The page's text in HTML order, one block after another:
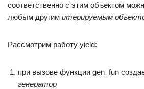
соответственно с этим объектом
любым другим итерируемым
Рассмотрим работу yield:
при вызове функции gen_fun
генератор